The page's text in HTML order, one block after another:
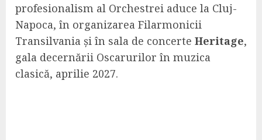
profesionalism al Orchestrei aduce la Cluj-
Napoca, în organizarea Filarmonicii
Transilvania și în sala de concerte Heritage,
gala decernării Oscarurilor în muzica
clasică, aprilie 2027.